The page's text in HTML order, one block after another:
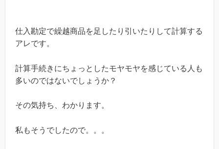
仕入勘定で繰越商品を足したり引いたりして計算する
アレです。
計算手続きにちょっとしたモヤモヤを感じている人も
多いのではないでしょうか？
その気持ち、わかります。
私もそうでしたので。。。